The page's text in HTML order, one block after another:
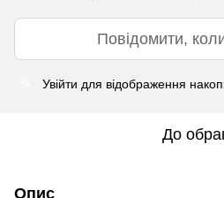
Повідомити,
Увійти для відображення
До
Опис